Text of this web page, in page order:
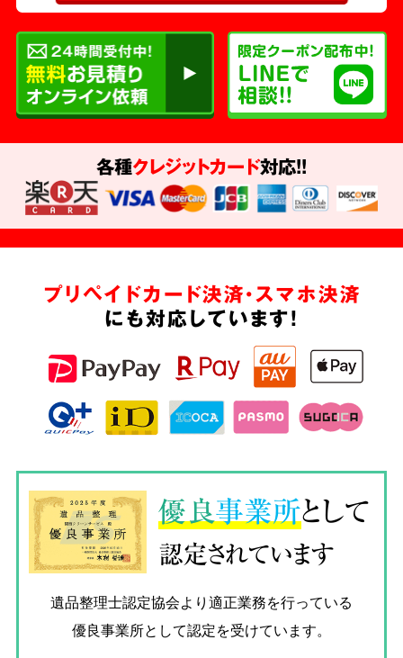
各種クレジットカード対応!!
プリペイドカード決済・スマホ決済
にも対応しています!
優良事業所として
認定されています
遺品整理士認定協会より適正業務を行っている
優良事業所として認定を受けています。